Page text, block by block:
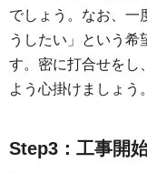
でしょう。なお、一
うしたい」という希
す。密に打合せをし
よう心掛けましょう。
Step3：工事開